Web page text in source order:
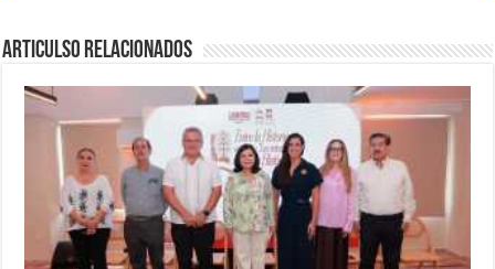
Articulso Relacionados